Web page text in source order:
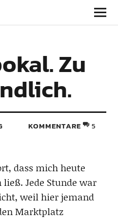
Zu
KOMMENTARE 5
dass mich heute
Jede Stunde war
weil hier jemand
Marktplatz